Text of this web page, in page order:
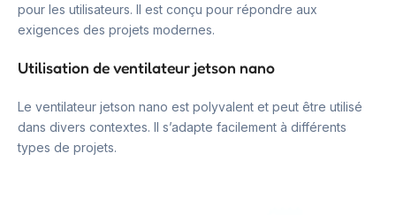
pour les utilisateurs. Il est conçu pour répondre aux
exigences des projets modernes.
Utilisation de ventilateur jetson nano
Le ventilateur jetson nano est polyvalent et peut être utilisé
dans divers contextes. Il s’adapte facilement à différents
types de projets.